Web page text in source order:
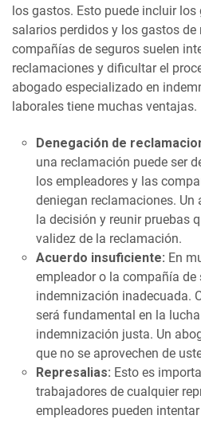
los gastos. Esto puede incluir
salarios perdidos y los gastos
compañías de seguros suelen
reclamaciones y dificultar el
abogado especializado en
laborales tiene muchas ventajas.
Denegación de
una reclamación puede ser
los empleadores y las
deniegan reclamaciones. Un
la decisión y reunir pruebas
validez de la reclamación.
Acuerdo insuficiente: En
empleador o la compañía de
indemnización inadecuada.
será fundamental en la
indemnización justa. Un
que no se aprovechen de
Represalias: Esto es
trabajadores de cualquier
empleadores pueden